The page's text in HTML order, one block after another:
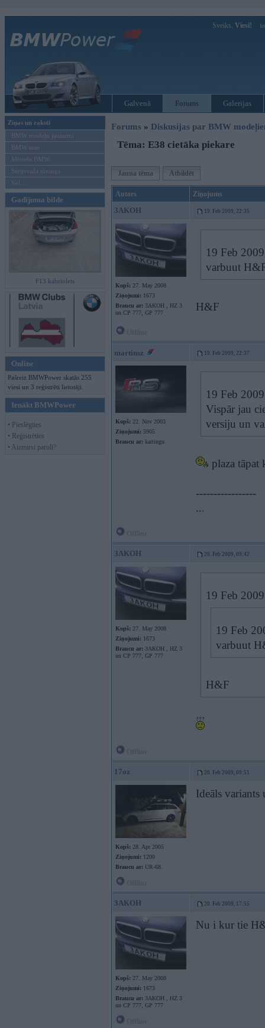
Sveiks, Viesi!
Galvenā Forums Galerijas
Ziņas un raksti
BMW modeļu jaunumi
BMW testi
Mēneša BMW
Sērijveida tūnings
Vel...
Gadījuma bilde
F13 kabriolets
Online
Pašreiz BMWPower skatās 255
viesi un 3 reģistrēti lietotāji.
Ienākt BMWPower
• Pieslēgties
• Reģistrēties
• Aizmirsi paroli?
Forums » Diskusijas par BMW
Tēma: E38 cietāka piekare
Jauna tēma Atbildēt
Autors Ziņojums
3AKOH 19. Feb 2009, 22:35
Kopš: 27. May 2008
Ziņojumi: 1673
Braucu ar: 3AKOH , HZ 3
un CP 777, GP 777
19 Feb
varbuut
H&F
martinsz 19. Feb 2009, 22:37
Kopš: 22. Nov 2003
Ziņojumi: 5905
Braucu ar: kartingu
19 Feb
Vispār jau
versiju un
plaza
-----------------
...
3AKOH 20. Feb 2009, 09:42
Kopš: 27. May 2008
Ziņojumi: 1673
Braucu ar: 3AKOH , HZ 3
un CP 777, GP 777
19 Feb
19 Feb
varbuut
H&F
17oz 20. Feb 2009, 09:51
Kopš: 28. Apr 2005
Ziņojumi: 1200
Braucu ar: UR-68.
Ideāls
3AKOH 20. Feb 2009, 17:55
Kopš: 27. May 2008
Ziņojumi: 1673
Braucu ar: 3AKOH , HZ 3
un CP 777, GP 777
Nu i kur tie